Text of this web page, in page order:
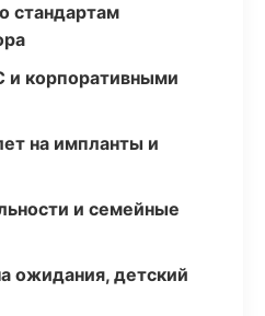
стандартам
корпоративными
на импланты и
и семейные
ожидания, детский